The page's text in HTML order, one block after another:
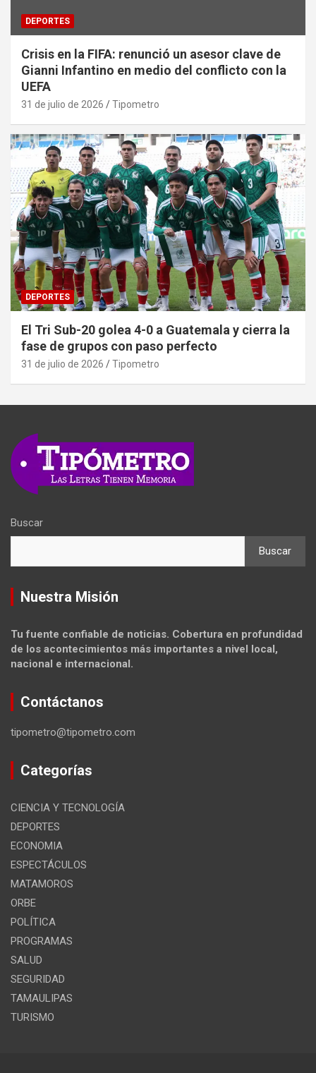
DEPORTES
Crisis en la FIFA: renunció un asesor clave de
Gianni Infantino en medio del conflicto con la
UEFA
31 de julio de 2026 Tipometro
DEPORTES
El Tri Sub-20 golea 4-0 a Guatemala y cierra la
fase de grupos con paso perfecto
31 de julio de 2026 Tipometro
Buscar
Buscar
Nuestra Misión
Tu fuente confiable de noticias. Cobertura en profundidad
de los acontecimientos más importantes a nivel local,
nacional e internacional.
Contáctanos
tipometro@tipometro.com
Categorías
CIENCIA Y TECNOLOGÍA
DEPORTES
ECONOMIA
ESPECTÁCULOS
MATAMOROS
ORBE
POLÍTICA
PROGRAMAS
SALUD
SEGURIDAD
TAMAULIPAS
TURISMO